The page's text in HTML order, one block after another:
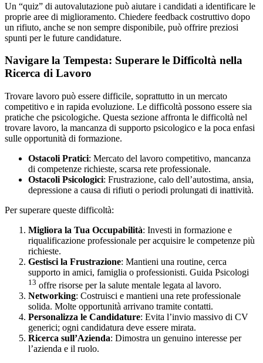
Un “quiz” di autovalutazione può aiutare i candidati a identificare le
proprie aree di miglioramento. Chiedere feedback costruttivo dopo
un rifiuto, anche se non sempre disponibile, può offrire preziosi
spunti per le future candidature.
Navigare la Tempesta: Superare le Difficoltà nella
Ricerca di Lavoro
Trovare lavoro può essere difficile, soprattutto in un mercato
competitivo e in rapida evoluzione. Le difficoltà possono essere sia
pratiche che psicologiche. Questa sezione affronta le difficoltà nel
trovare lavoro, la mancanza di supporto psicologico e la poca enfasi
sulle opportunità di formazione.
Ostacoli Pratici: Mercato del lavoro competitivo, mancanza
di competenze richieste, scarsa rete professionale.
Ostacoli Psicologici: Frustrazione, calo dell’autostima, ansia,
depressione a causa di rifiuti o periodi prolungati di inattività.
Per superare queste difficoltà:
Migliora la Tua Occupabilità: Investi in formazione e
riqualificazione professionale per acquisire le competenze più
richieste.
Gestisci la Frustrazione: Mantieni una routine, cerca
supporto in amici, famiglia o professionisti. Guida Psicologi
13 offre risorse per la salute mentale legata al lavoro.
Networking: Costruisci e mantieni una rete professionale
solida. Molte opportunità arrivano tramite contatti.
Personalizza le Candidature: Evita l’invio massivo di CV
generici; ogni candidatura deve essere mirata.
Ricerca sull’Azienda: Dimostra un genuino interesse per
l’azienda e il ruolo.